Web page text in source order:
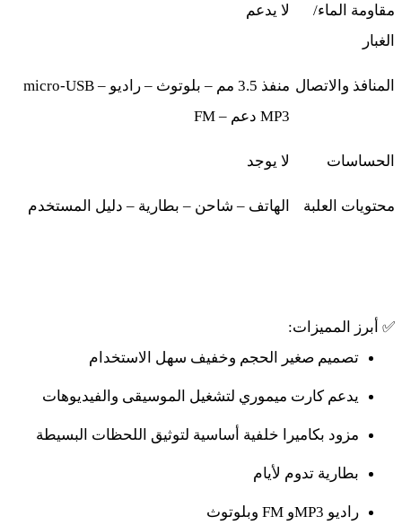
مقاومة الماء/
الغبار
لا يدعم
المنافذ والاتصال micro‑USB –
منفذ 3.5 مم – بلوتوث – راديو
FM – دعم MP3
الحساسات لا يوجد
محتويات العلبة الهاتف – شاحن – بطارية – دليل المستخدم
✅ أبرز المميزات:
تصميم صغير الحجم وخفيف سهل الاستخدام
يدعم كارت ميموري لتشغيل الموسيقى والفيديوهات
مزود بكاميرا خلفية أساسية لتوثيق اللحظات البسيطة
بطارية تدوم لأيام
راديو وMP3 وبلوتوث